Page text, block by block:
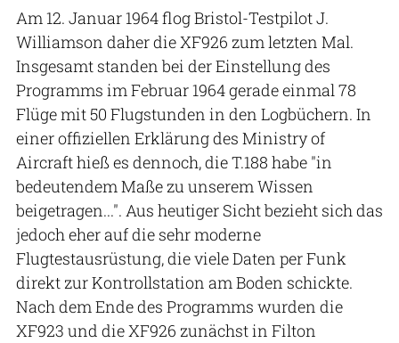
Am 12. Januar 1964 flog Bristol-Testpilot J.
Williamson daher die XF926 zum letzten Mal.
Insgesamt standen bei der Einstellung des
Programms im Februar 1964 gerade einmal 78
Flüge mit 50 Flugstunden in den Logbüchern. In
einer offiziellen Erklärung des Ministry of
Aircraft hieß es dennoch, die T.188 habe "in
bedeutendem Maße zu unserem Wissen
beigetragen...". Aus heutiger Sicht bezieht sich das
jedoch eher auf die sehr moderne
Flugtestausrüstung, die viele Daten per Funk
direkt zur Kontrollstation am Boden schickte.
Nach dem Ende des Programms wurden die
XF923 und die XF926 zunächst in Filton